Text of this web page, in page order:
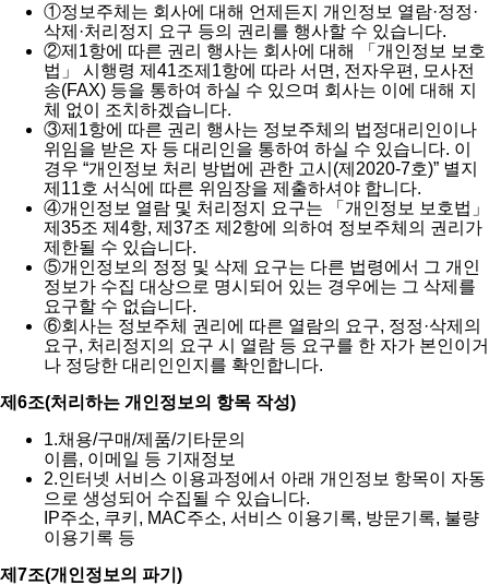
①정보주체는 회사에 대해 언제든지 개인정보 열람·정정·
삭제·처리정지 요구 등의 권리를 행사할 수 있습니다.
②제1항에 따른 권리 행사는 회사에 대해 「개인정보 보호
법」 시행령 제41조제1항에 따라 서면, 전자우편, 모사전
송(FAX) 등을 통하여 하실 수 있으며 회사는 이에 대해 지
체 없이 조치하겠습니다.
③제1항에 따른 권리 행사는 정보주체의 법정대리인이나
위임을 받은 자 등 대리인을 통하여 하실 수 있습니다. 이
경우 “개인정보 처리 방법에 관한 고시(제2020-7호)” 별지
제11호 서식에 따른 위임장을 제출하셔야 합니다.
④개인정보 열람 및 처리정지 요구는 「개인정보 보호법」
제35조 제4항, 제37조 제2항에 의하여 정보주체의 권리가
제한될 수 있습니다.
⑤개인정보의 정정 및 삭제 요구는 다른 법령에서 그 개인
정보가 수집 대상으로 명시되어 있는 경우에는 그 삭제를
요구할 수 없습니다.
⑥회사는 정보주체 권리에 따른 열람의 요구, 정정·삭제의
요구, 처리정지의 요구 시 열람 등 요구를 한 자가 본인이거
나 정당한 대리인인지를 확인합니다.
제6조(처리하는 개인정보의 항목 작성)
1.채용/구매/제품/기타문의
이름, 이메일 등 기재정보
2.인터넷 서비스 이용과정에서 아래 개인정보 항목이 자동
으로 생성되어 수집될 수 있습니다.
IP주소, 쿠키, MAC주소, 서비스 이용기록, 방문기록, 불량
이용기록 등
제7조(개인정보의 파기)